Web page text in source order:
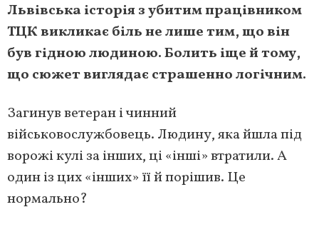
Львівська історія з убитим працівником
ТЦК викликає біль не лише тим, що він
був гідною людиною. Болить іще й тому,
що сюжет виглядає страшенно логічним.
Загинув ветеран і чинний
військовослужбовець. Людину, яка йшла під
ворожі кулі за інших, ці «інші» втратили. А
один із цих «інших» її й порішив. Це
нормально?